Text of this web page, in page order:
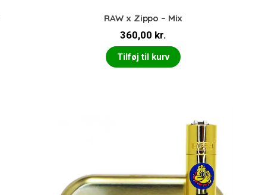
RAW x Zippo – Mix
360,00 kr.
Tilføj til kurv